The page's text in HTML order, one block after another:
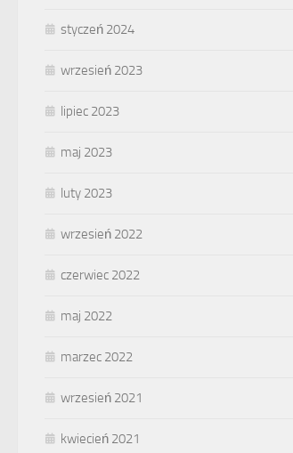
styczeń 2024
wrzesień 2023
lipiec 2023
maj 2023
luty 2023
wrzesień 2022
czerwiec 2022
maj 2022
marzec 2022
wrzesień 2021
kwiecień 2021